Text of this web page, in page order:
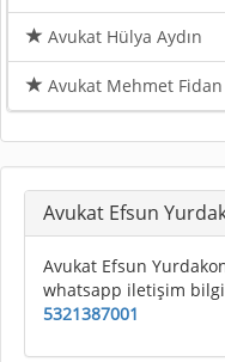
Avukat Hülya Aydın
Avukat Mehmet Fidan
Avukat Efsun
Avukat Efsun
whatsapp iletişim
5321387001